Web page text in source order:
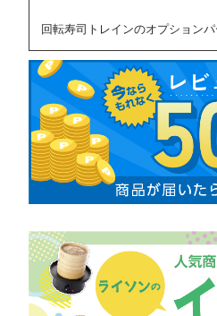
回転寿司トレインのオプション